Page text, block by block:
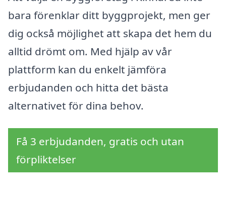
bara förenklar ditt byggprojekt, men ger
dig också möjlighet att skapa det hem du
alltid drömt om. Med hjälp av vår
plattform kan du enkelt jämföra
erbjudanden och hitta det bästa
alternativet för dina behov.
Få 3 erbjudanden, gratis och utan
förpliktelser